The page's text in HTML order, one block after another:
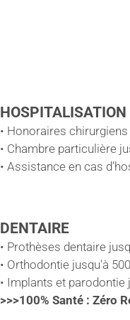
HOSPITALISATION
• Honoraires chirurgiens
• Chambre particulière
• Assistance en cas
DENTAIRE
• Prothèses dentaire
• Orthodontie jusqu'à
• Implants et parodontie
>>>100% Santé : Zéro